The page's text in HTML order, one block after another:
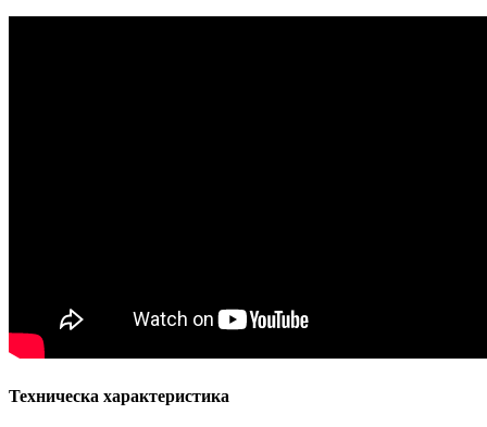
Техническа характеристика